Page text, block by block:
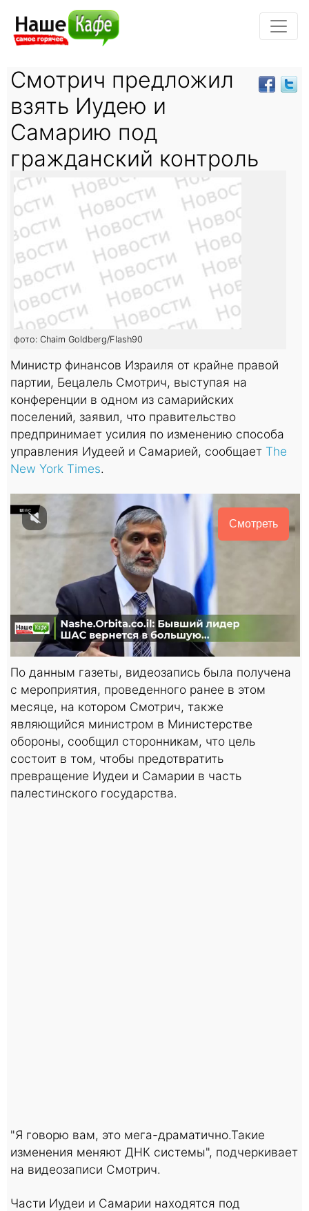
Смотрич предложил
взять Иудею и
Самарию под
гражданский контроль
фото: Chaim Goldberg/Flash90
Министр финансов Израиля от крайне правой
партии, Бецалель Смотрич, выступая на
конференции в одном из самарийских
поселений, заявил, что правительство
предпринимает усилия по изменению способа
управления Иудеей и Самарией, сообщает The
New York Times.
Смотреть
По данным газеты, видеозапись была получена
с мероприятия, проведенного ранее в этом
месяце, на котором Смотрич, также
являющийся министром в Министерстве
обороны, сообщил сторонникам, что цель
состоит в том, чтобы предотвратить
превращение Иудеи и Самарии в часть
палестинского государства.
"Я говорю вам, это мега-драматично.Такие
изменения меняют ДНК системы", подчеркивает
на видеозаписи Смотрич.
Части Иудеи и Самарии находятся под